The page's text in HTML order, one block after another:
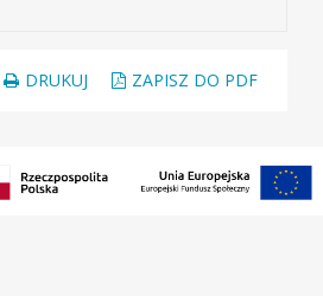
DRUKUJ ZAPISZ DO PDF